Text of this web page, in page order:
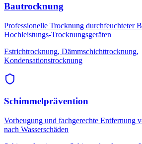
Bautrocknung
Professionelle Trocknung durchfeuchteter
Hochleistungs-Trocknungsgeräten
Estrichtrocknung, Dämmschichttrocknung,
Kondensationstrocknung
Schimmelprävention
Vorbeugung und fachgerechte Entfernung
nach Wasserschäden